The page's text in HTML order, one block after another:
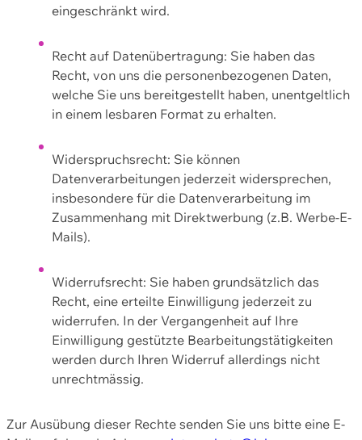
eingeschränkt wird.
Recht auf Datenübertragung: Sie haben das
Recht, von uns die personenbezogenen Daten,
welche Sie uns bereitgestellt haben, unentgeltlich
in einem lesbaren Format zu erhalten.
Widerspruchsrecht: Sie können
Datenverarbeitungen jederzeit widersprechen,
insbesondere für die Datenverarbeitung im
Zusammenhang mit Direktwerbung (z.B. Werbe-E-
Mails).
Widerrufsrecht: Sie haben grundsätzlich das
Recht, eine erteilte Einwilligung jederzeit zu
widerrufen. In der Vergangenheit auf Ihre
Einwilligung gestützte Bearbeitungstätigkeiten
werden durch Ihren Widerruf allerdings nicht
unrechtmässig.
Zur Ausübung dieser Rechte senden Sie uns bitte eine E-